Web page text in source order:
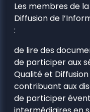
Les membres de
Diffusion de
:
de lire des
de participer aux
Qualité et
contribuant aux
de participer